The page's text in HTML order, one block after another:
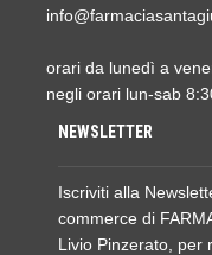
orari da lunedì a
negli orari lun-sab
NEWSLETTER
Iscriviti alla
commerce di
Livio Pinzerato, per